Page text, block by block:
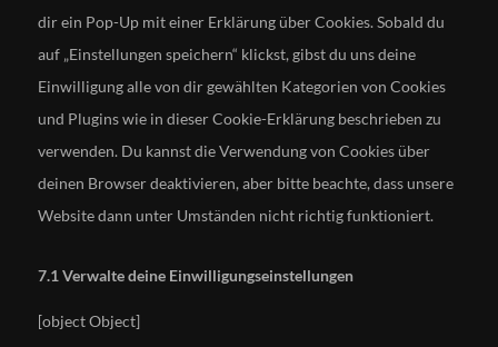
dir ein Pop-Up mit einer Erklärung über Cookies. Sobald du
auf „Einstellungen speichern“ klickst, gibst du uns deine
Einwilligung alle von dir gewählten Kategorien von Cookies
und Plugins wie in dieser Cookie-Erklärung beschrieben zu
verwenden. Du kannst die Verwendung von Cookies über
deinen Browser deaktivieren, aber bitte beachte, dass unsere
Website dann unter Umständen nicht richtig funktioniert.
7.1 Verwalte deine Einwilligungseinstellungen
[object Object]